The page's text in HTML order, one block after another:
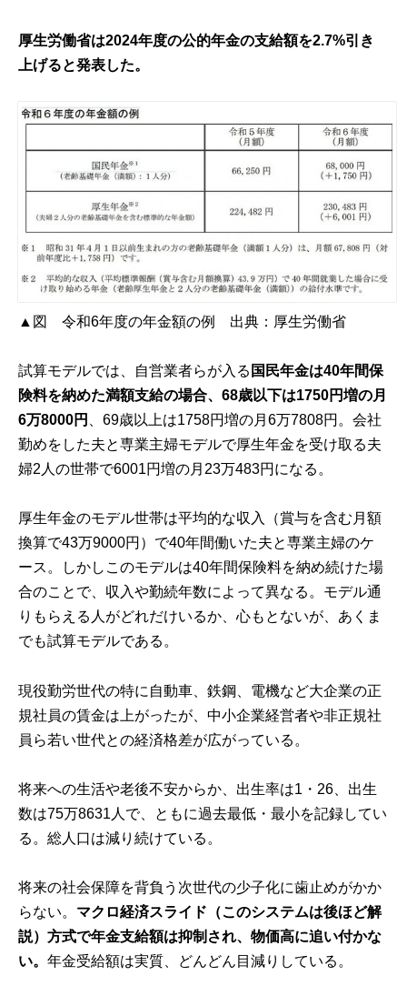
厚生労働省は2024年度の公的年金の支給額を2.7%引き
上げると発表した。
▲図 令和6年度の年金額の例 出典： 厚生労働省
試算モデルでは、自営業者らが入る 国民年金は40年間保
険料を納めた満額支給の場合、68歳以下は1750円増の月
6万8000円
、69歳以上は1758円増の月6万7808円。会社
勤めをした夫と専業主婦モデルで厚生年金を受け取る夫
婦2人の世帯で6001円増の月23万483円になる。
厚生年金のモデル世帯は平均的な収入（賞与を含む月額
換算で43万9000円）で40年間働いた夫と専業主婦のケ
ース。しかしこのモデルは40年間保険料を納め続けた場
合のことで、収入や勤続年数によって異なる。モデル通
りもらえる人がどれだけいるか、心もとないが、あくま
でも試算モデルである。
現役勤労世代の特に自動車、鉄鋼、電機など大企業の正
規社員の賃金は上がったが、中小企業経営者や非正規社
員ら若い世代との経済格差が広がっている。
将来への生活や老後不安からか、出生率は1・26、出生
数は75万8631人で、ともに過去最低・最小を記録してい
る。総人口は減り続けている。
将来の社会保障を背負う次世代の少子化に歯止めがかか
らない。 マクロ経済スライド（このシステムは後ほど解
説）方式で年金支給額は抑制され、物価高に追い付かな
い。年金受給額は実質、どんどん目減りしている。